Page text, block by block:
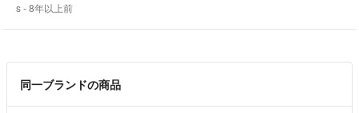
＊決済後3日以内発送を心掛けております 週末ご購入の場合は週明けの
発送となります（連休の場合は連休明けの発送となります）
⚠︎⚠︎⚠︎⚠︎⚠︎⚠︎
s- 8年以上前
同一ブランドの商品